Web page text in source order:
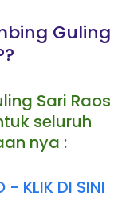
Guling
Sari Raos
seluruh
nya :
- KLIK DI SINI